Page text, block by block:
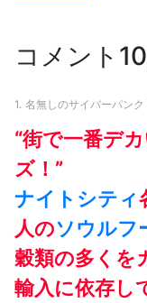
コメント
1. 名無しのサイバーパンク
“街で一番デ
ズ！”
ナイトシティ
人のソウルフ
穀類の多くを
輸入に依存し